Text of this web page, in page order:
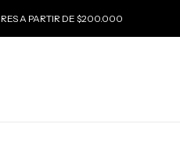
A PARTIR DE $200.000